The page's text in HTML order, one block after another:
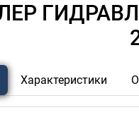
Характеристики